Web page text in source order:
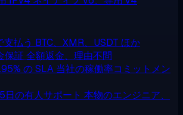
支払う BTC、XMR、USDT ほか
保証 全額返金、理由不問
の SLA 当社の稼働率コミットメン
の有人サポート 本物のエンジニア、